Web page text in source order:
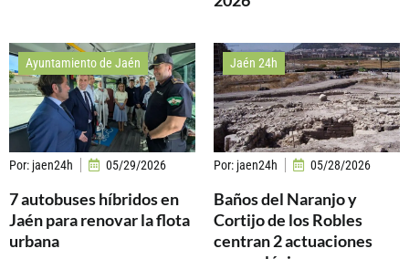
Ayuntamiento de Jaén
Por: jaen24h 05/29/2026
7 autobuses híbridos en
Jaén para renovar la flota
urbana
Jaén 24h
Por: jaen24h 05/28/2026
Baños del Naranjo y
Cortijo de los Robles
centran 2 actuaciones